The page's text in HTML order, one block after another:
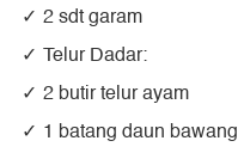
2 sdt garam
Telur Dadar:
2 butir telur ayam
1 batang daun